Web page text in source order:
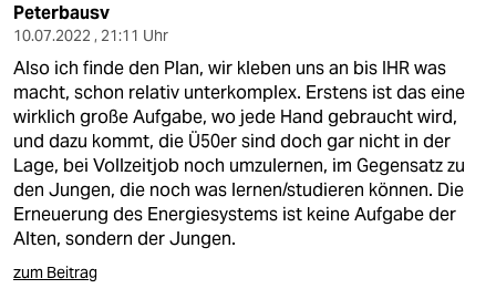
Peterbausv
10.07.2022 , 21:11 Uhr
Also ich finde den Plan, wir kleben uns an bis IHR was
macht, schon relativ unterkomplex. Erstens ist das eine
wirklich große Aufgabe, wo jede Hand gebraucht wird,
und dazu kommt, die Ü50er sind doch gar nicht in der
Lage, bei Vollzeitjob noch umzulernen, im Gegensatz zu
den Jungen, die noch was lernen/studieren können. Die
Erneuerung des Energiesystems ist keine Aufgabe der
Alten, sondern der Jungen.
zum Beitrag